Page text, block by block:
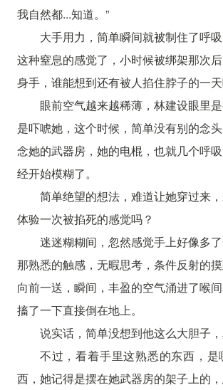
我自然都...知道。”
大手用力，简单瞬间就被制住了呼
这种窒息的感觉了，小时候被绑架那次
身手，谁能想到还有被人掐住脖子的一天
眼前空气越来越稀薄，林建设眼里
是吓唬她，这个时候，简单没有别的念
念她的武器房，她的电棍，也就几个呼
经开始模糊了。
简单绝望的想法，难道让她穿过来
体验一次被掐死的感觉吗？
迷迷糊糊间，忽然感觉手上好像多
那熟悉的触感，无暇思考，条件反射的
向前一送，瞬间，丰盈的空气涌进了喉
搐了一下直接倒在地上。
说实话，简单没想到他这么大胆子，
不过，看着手里这熟悉的东西，
西，她记得是摆在她武器房的架子上的